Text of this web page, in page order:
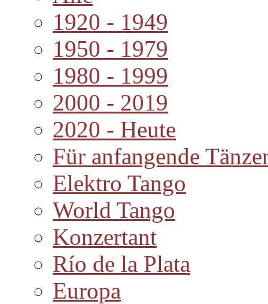
1920 - 1949
1950 - 1979
1980 - 1999
2000 - 2019
2020 - Heute
Für anfangende
Elektro Tango
World Tango
Konzertant
Río de la Plata
Europa